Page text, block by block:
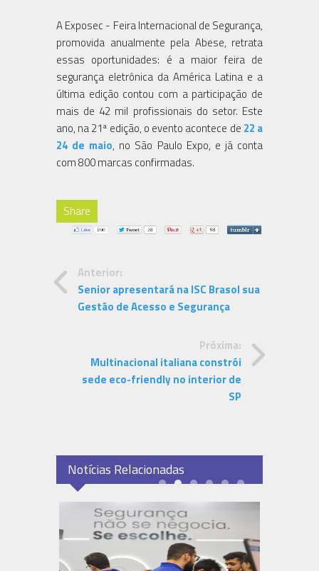
A Exposec - Feira Internacional de Segurança,
promovida anualmente pela Abese, retrata
essas oportunidades: é a maior feira de
segurança eletrônica da América Latina e a
última edição contou com a participação de
mais de 42 mil profissionais do setor. Este
ano, na 21ª edição, o evento acontece de 22 a
24 de maio, no São Paulo Expo, e já conta
com 800 marcas confirmadas.
Share
Anterior:
Senior apresentará na ISC Brasol sua
Gestão de Acesso e Segurança
Próxima:
Multinacional italiana constrói
sede eco-friendly no interior de
SP
Notícias Relacionadas